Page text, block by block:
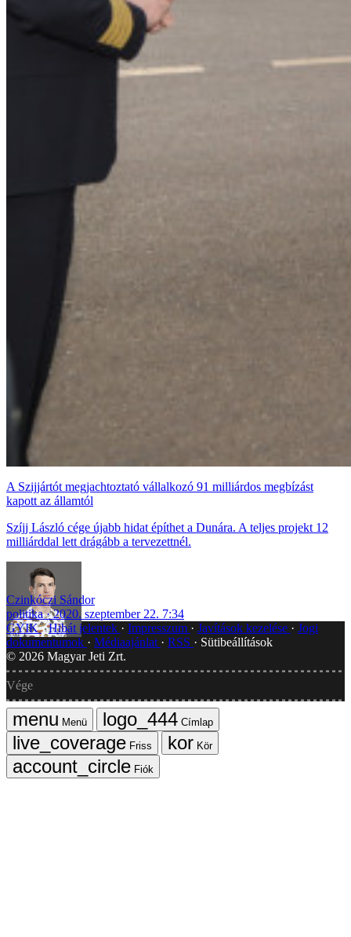
A Szijjártót megjachtoztató vállalkozó 91 milliárdos megbízást
kapott az államtól
Szíjj László cége újabb hidat építhet a Dunára. A teljes projekt 12
milliárddal lett drágább a tervezettnél.
Czinkóczi Sándor
politika
2020. szeptember 22. 7:34
GYIK Hibát jelentek Impresszum Javítások kezelése
Jogi
dokumentumok
Médiaajánlat RSS
Sütibeállítások
© 2026 Magyar Jeti Zrt.
Vége
Menü
Címlap
Friss
Kör
Fiók